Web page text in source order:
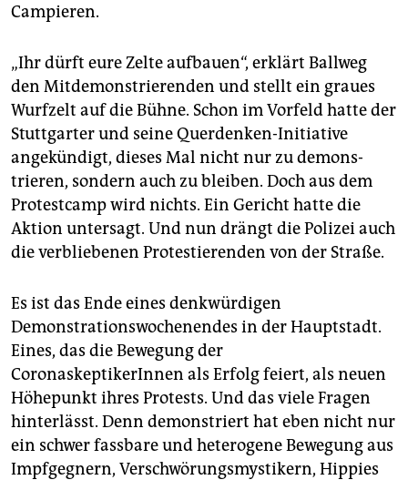
Campieren.
„Ihr dürft eure Zelte aufbauen“, erklärt Ballweg
den Mitdemonstrierenden und stellt ein graues
Wurfzelt auf die Bühne. Schon im Vorfeld hatte der
Stuttgarter und seine Querdenken-Initiative
angekündigt, dieses Mal nicht nur zu demons­
trieren, sondern auch zu bleiben. Doch aus dem
Protestcamp wird nichts. Ein Gericht hatte die
Aktion untersagt. Und nun drängt die Polizei auch
die verbliebenen Protestierenden von der Straße.
Es ist das Ende eines denkwürdigen
Demonstrationswochenendes in der Hauptstadt.
Eines, das die Bewegung der
CoronaskeptikerInnen als Erfolg feiert, als neuen
Höhepunkt ihres Protests. Und das viele Fragen
hinterlässt. Denn demonstriert hat eben nicht nur
ein schwer fassbare und heterogene Bewegung aus
Impfgegnern, Verschwörungsmystikern, Hippies